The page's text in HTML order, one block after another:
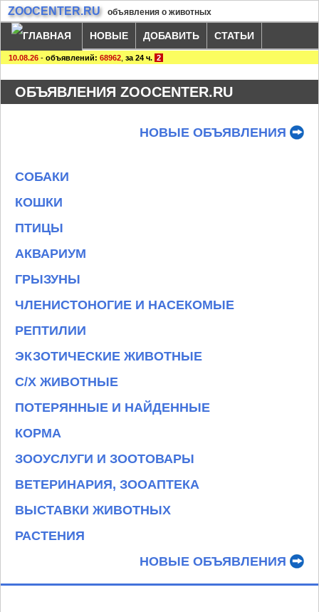
ZOOCENTER.RU объявления о животных
НОВЫЕ ДОБАВИТЬ СТАТЬИ
10.08.26 - объявлений: 68962 за 24 ч. 2
ОБЪЯВЛЕНИЯ ZOOCENTER.RU
НОВЫЕ ОБЪЯВЛЕНИЯ
СОБАКИ
КОШКИ
ПТИЦЫ
АКВАРИУМ
ГРЫЗУНЫ
ЧЛЕНИСТОНОГИЕ И НАСЕКОМЫЕ
РЕПТИЛИИ
ЭКЗОТИЧЕСКИЕ ЖИВОТНЫЕ
С/Х ЖИВОТНЫЕ
ПОТЕРЯННЫЕ И НАЙДЕННЫЕ
КОРМА
ЗООУСЛУГИ И ЗООТОВАРЫ
ВЕТЕРИНАРИЯ, ЗООАПТЕКА
ВЫСТАВКИ ЖИВОТНЫХ
РАСТЕНИЯ
НОВЫЕ ОБЪЯВЛЕНИЯ